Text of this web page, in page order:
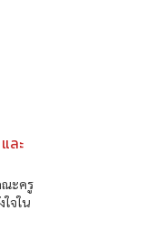
ละ
ณะครู
จใน